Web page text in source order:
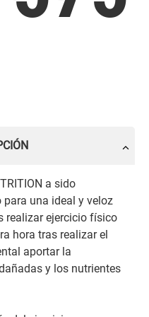
a sido
una ideal y veloz
realizar ejercicio físico
hora tras realizar el
aportar la
y los nutrientes